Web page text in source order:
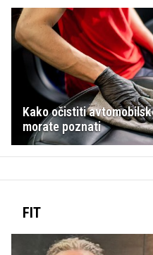
Kako očistiti
morate poznati
FIT